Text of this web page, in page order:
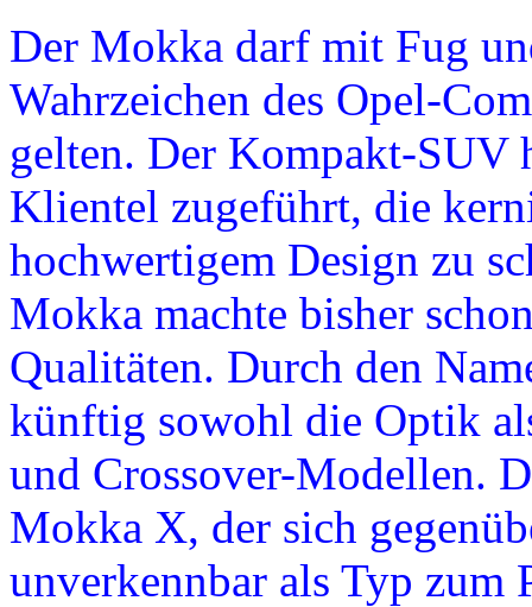
Der Mokka darf mit Fug
Wahrzeichen des Opel-
gelten. Der Kompakt-SUV
Klientel zugeführt, die
hochwertigem Design zu
Mokka machte bisher
Qualitäten. Durch den
künftig sowohl die Optik
und Crossover-Modellen.
Mokka X, der sich
unverkennbar als Typ zum